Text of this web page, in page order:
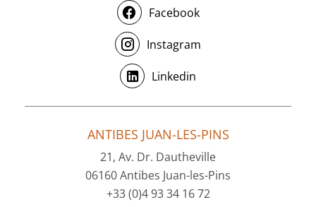
Facebook
Instagram
Linkedin
ANTIBES JUAN-LES-PINS
21, Av. Dr. Dautheville
06160 Antibes Juan-les-Pins
+33 (0)4 93 34 16 72